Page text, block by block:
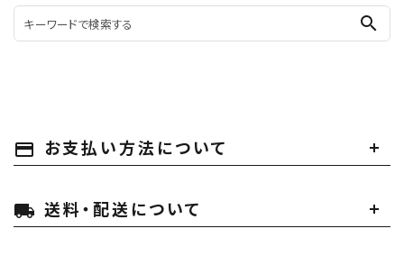
search
payment お支払い方法について
local_shipping 送料・配送について